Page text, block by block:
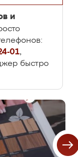
и
01,
быстро